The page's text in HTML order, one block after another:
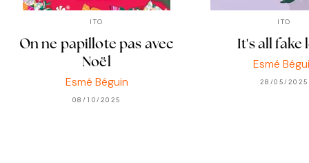
ITO
On ne papillote pas avec
Noël
Esmé Béguin
08/10/2025
ITO
It's all fake
Esmé
28/05/2025